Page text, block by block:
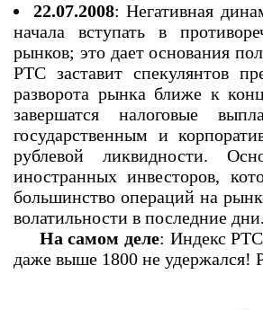
22.07.2008: Негативная
начала вступать в
рынков; это дает основания
РТС заставит спекулянтов
разворота рынка ближе к
завершатся налоговые
государственным и
рублевой ликвидности.
иностранных инвесторов,
большинство операций на
волатильности в последние
На самом деле: Индекс
даже выше 1800 не удержался!